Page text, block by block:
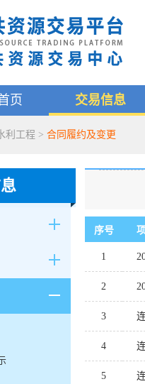
页 交易信息
利工程 > 合同履约及变更
序号
1
2
3
4
5